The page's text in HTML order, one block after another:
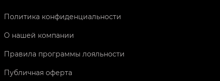
Политика конфиденциальности
О нашей компании
Правила программы лояльности
Публичная оферта